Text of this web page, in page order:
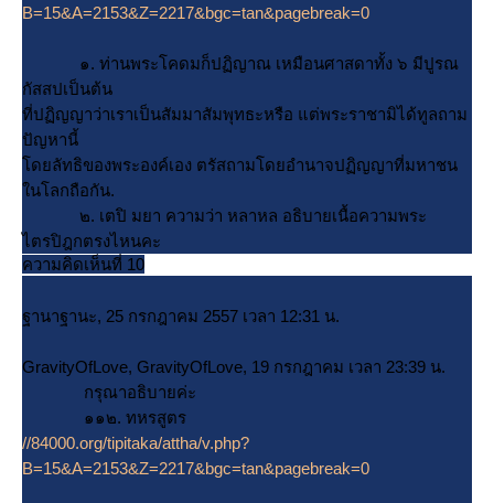
B=15&A=2153&Z=2217&bgc=tan&pagebreak=0
๑. ท่านพระโคดมก็ปฏิญาณ เหมือนศาสดาทั้ง ๖ มีปูรณ
กัสสปเป็นต้น
ที่ปฏิญญาว่าเราเป็นสัมมาสัมพุทธะหรือ แต่พระราชามิได้ทูลถาม
ปัญหานี้
ดยลัทธิของพระองค์เอง ตรัสถามโดยอำนาจปฏิญญาที่มหาชน
นโลกถือกัน.
๒. เตปิ มยา ความว่า หลาหล อธิบายเนื้อความพระ
ไตรปิฎกตรงไหนคะ
ความคิดเห็นที่ 10
ฐานาฐานะ, 25 กรกฎาคม 2557 เวลา 12:31 น.
GravityOfLove, GravityOfLove, 19 กรกฎาคม เวลา 23:39 น.
กรุณาอธิบายค่ะ
๑๑๒. ทหรสูตร
//84000.org/tipitaka/attha/v.php?
B=15&A=2153&Z=2217&bgc=tan&pagebreak=0